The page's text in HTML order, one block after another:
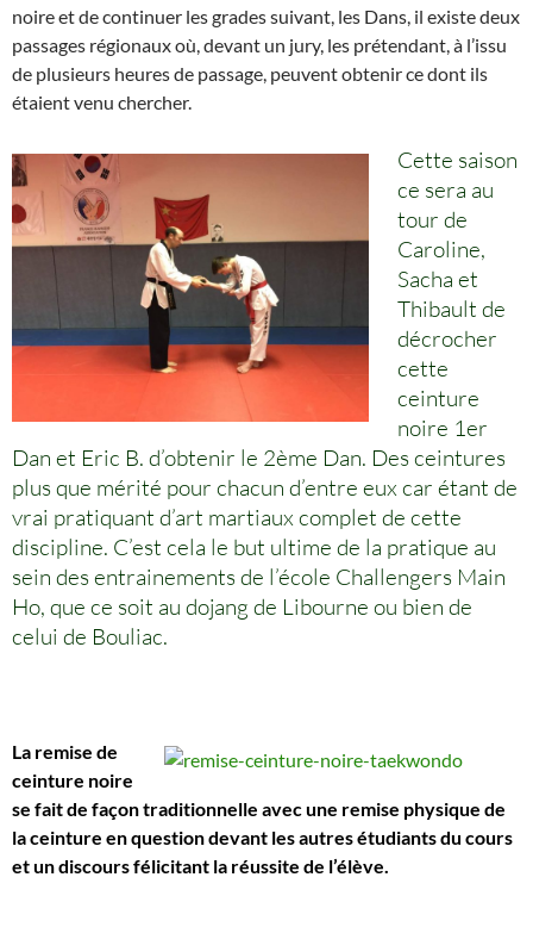
noire et de continuer les grades suivant, les Dans, il existe deux
passages régionaux où, devant un jury, les prétendant, à l’issu
de plusieurs heures de passage, peuvent obtenir ce dont ils
étaient venu chercher.
Cette saison
ce sera au
tour de
Caroline,
Sacha et
Thibault de
décrocher
cette
ceinture
noire 1er
Dan et Eric B. d’obtenir le 2ème Dan. Des ceintures
plus que mérité pour chacun d’entre eux car étant de
vrai pratiquant d’art martiaux complet de cette
discipline. C’est cela le but ultime de la pratique au
sein des entrainements de l’école Challengers Main
Ho, que ce soit au dojang de Libourne ou bien de
celui de Bouliac.
La remise de
ceinture noire
se fait de façon traditionnelle avec une remise physique de
la ceinture en question devant les autres étudiants du cours
et un discours félicitant la réussite de l’élève.